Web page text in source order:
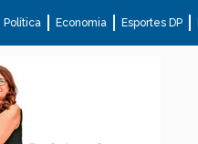
Política Economia Esportes DP